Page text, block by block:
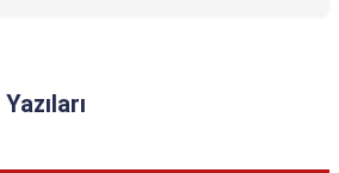
Yazıları